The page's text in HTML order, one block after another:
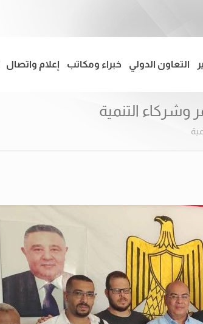
التعاون الدولي خبراء ومكاتب إعلام واتصال
وشركاء التنمية